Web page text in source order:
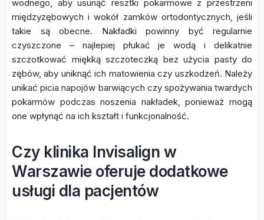
wodnego, aby usunąć resztki pokarmowe z przestrzeni
międzyzębowych i wokół zamków ortodontycznych, jeśli
takie są obecne. Nakładki powinny być regularnie
czyszczone – najlepiej płukać je wodą i delikatnie
szczotkować miękką szczoteczką bez użycia pasty do
zębów, aby uniknąć ich matowienia czy uszkodzeń. Należy
unikać picia napojów barwiących czy spożywania twardych
pokarmów podczas noszenia nakładek, ponieważ mogą
one wpłynąć na ich kształt i funkcjonalność.
Czy klinika Invisalign w
Warszawie oferuje dodatkowe
usługi dla pacjentów